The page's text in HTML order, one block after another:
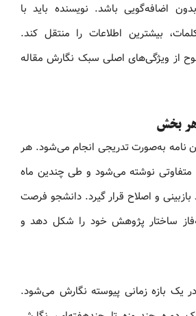
اضافه‌گویی باشد. نویسنده باید با
بیشترین اطلاعات را منتقل کند.
از ویژگی‌های اصلی سبک نگارش مقاله
نامه به‌صورت تدریجی انجام می‌شود. هر
نوشته می‌شود و طی چندین ماه
و اصلاح قرار گیرد. دانشجو فرصت
ساختار پژوهش خود را شکل دهد و
یک بازه زمانی پیوسته نگارش می‌شود.